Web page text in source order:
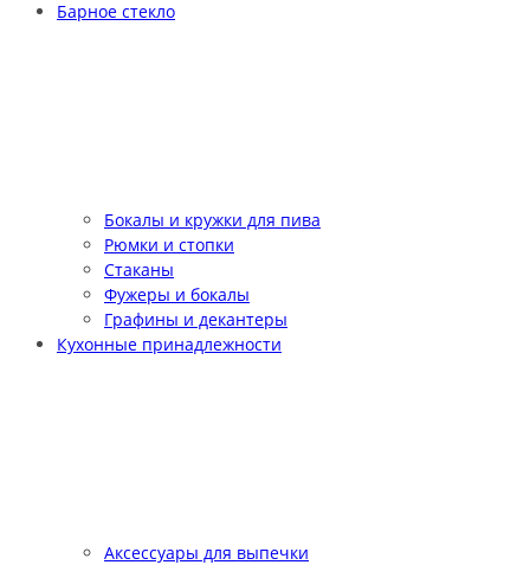
Барное стекло
Бокалы и кружки для пива
Рюмки и стопки
Стаканы
Фужеры и бокалы
Графины и декантеры
Кухонные принадлежности
Аксессуары для выпечки